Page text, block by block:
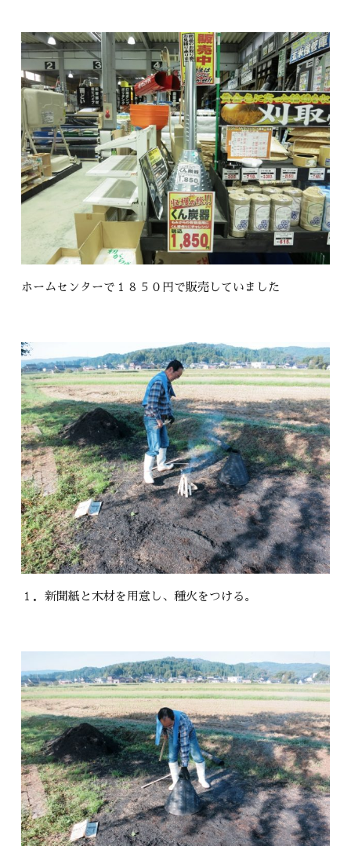
ホームセンターで１８５０円で販売していました
１．新聞紙と木材を用意し、種火をつける。